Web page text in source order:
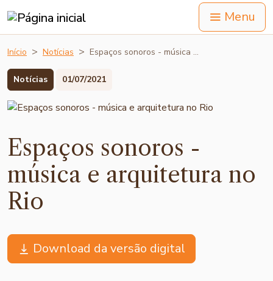
Menu
Início Notícias Espaços sonoros - música …
Notícias 01/07/2021
Espaços sonoros -
música e arquitetura no
Rio
Download da versão digital